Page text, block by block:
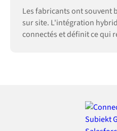
Les fabricants ont souvent
sur site. L'intégration
connectés et définit ce qui